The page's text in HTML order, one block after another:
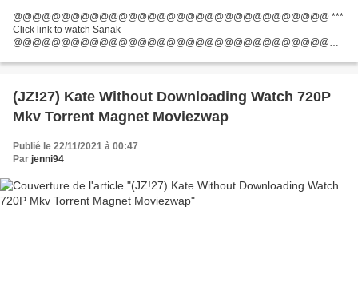
@@@@@@@@@@@@@@@@@@@@@@@@@@@@@@@@@ ***
Click link to watch Sanak
@@@@@@@@@@@@@@@@@@@@@@@@@@@@@@@@@
2021 Screenwriter: Ashish P. Verma Director: Kanishk Varma List of actors:
(JZ!27) Kate Without Downloading Watch 720P
Mkv Torrent Magnet Moviezwap
Publié le 22/11/2021 à 00:47
Par jenni94